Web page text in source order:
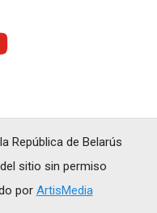
por ArtisMedia
sitio sin permiso
República de Belarús